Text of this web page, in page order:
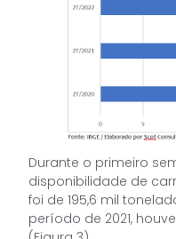
Durante o primeiro
disponibilidade de
foi de 195,6 mil
período de 2021,